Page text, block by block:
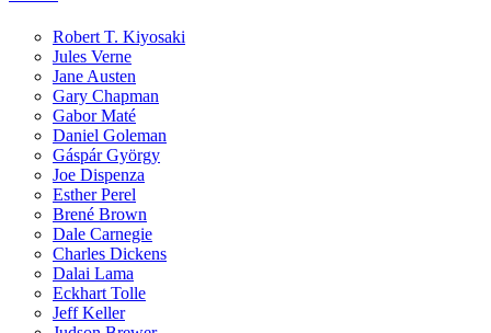
Robert T. Kiyosaki
Jules Verne
Jane Austen
Gary Chapman
Gabor Maté
Daniel Goleman
Gáspár György
Joe Dispenza
Esther Perel
Brené Brown
Dale Carnegie
Charles Dickens
Dalai Lama
Eckhart Tolle
Jeff Keller